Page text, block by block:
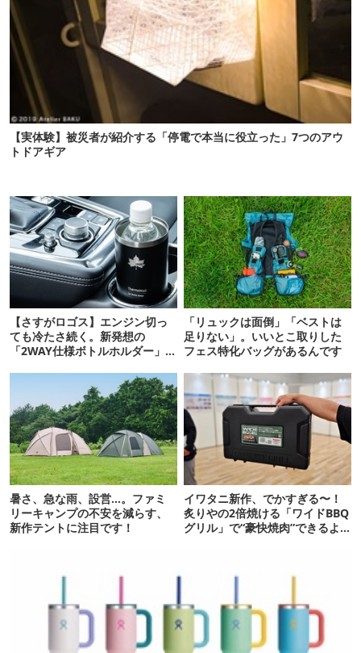
【実体験】被災者が紹介する「停電で本当に役立った」7つのアウ
トドアギア
【さすがロゴス】エンジン切っ
ても冷たさ続く。新発想の
「2WAY仕様ボトルホルダー」が
「リュックは面倒」「ベストは
足りない」。いいとこ取りした
フェス特化バッグがあるんです
暑さ、急な雨、設営…。ファミ
リーキャンプの不安を減らす、
新作テントに注目です！
イワタニ新作、でかすぎる〜！
炙りやの2倍焼ける「ワイドBBQ
グリル」で“豪快焼肉”できるよ